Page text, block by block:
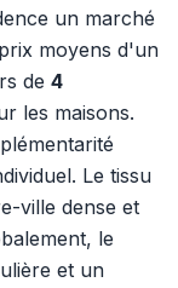
un marché
moyens d'un
de 4
les maisons.
Le tissu
ville dense et
le
et un